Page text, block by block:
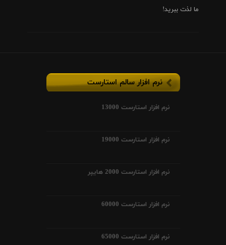
ما لذت ببرید!
نرم افزار سالم استارست
نرم افزار استارست 13000
نرم افزار استارست 19000
نرم افزار استارست 2000 هایپر
نرم افزار استارست 60000
نرم افزار استارست 65000